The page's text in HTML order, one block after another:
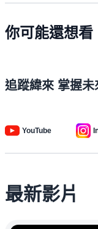
你可能還想看
追蹤緯來 掌握未
YouTube
最新影片